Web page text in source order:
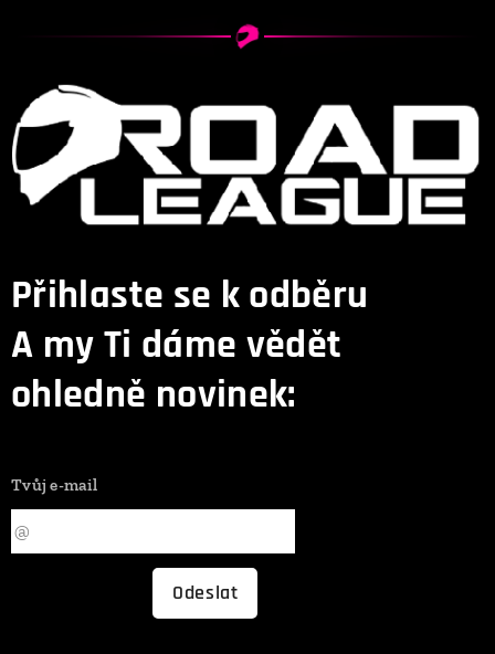
Přihlaste se k odběru
A my Ti dáme vědět
ohledně novinek:
Tvůj e-mail
Odeslat